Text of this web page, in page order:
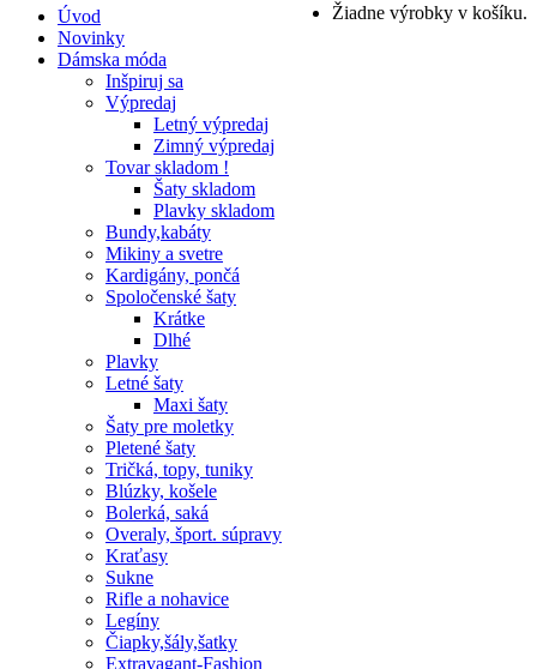
Žiadne výrobky v košíku.
Úvod
Novinky
Dámska móda
Inšpiruj sa
Výpredaj
Letný výpredaj
Zimný výpredaj
Tovar skladom !
Šaty skladom
Plavky skladom
Bundy,kabáty
Mikiny a svetre
Kardigány, pončá
Spoločenské šaty
Krátke
Dlhé
Plavky
Letné šaty
Maxi šaty
Šaty pre moletky
Pletené šaty
Tričká, topy, tuniky
Blúzky, košele
Bolerká, saká
Overaly, šport. súpravy
Kraťasy
Sukne
Rifle a nohavice
Legíny
Čiapky,šály,šatky
Extravagant-Fashion